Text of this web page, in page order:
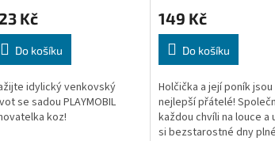
Kč
Do košíku
idylický venkovský
se sadou PLAYMOBIL
koz!
149 Kč
Do košíku
Holčička a její poník jsou
nejlepší přátelé!
každou chvíli na louce a
si bezstarostné dny